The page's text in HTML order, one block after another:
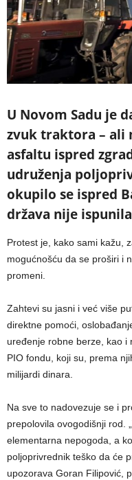
U Novom Sadu je
zvuk traktora – ali
asfaltu ispred
udruženja
okupilo se ispred
država nije
Protest je, kako sami kažu,
mogućnošću da se proširi i
promeni.
Zahtevi su jasni i već više
direktne pomoći,
uređenje robne berze, kao i
PIO fondu, koji su, prema
milijardi dinara.
Na sve to nadovezuje se i
prepolovila ovogodišnji rod.
elementarna nepogoda, a
poljoprivrednik teško da će
upozorava Goran Filipović,